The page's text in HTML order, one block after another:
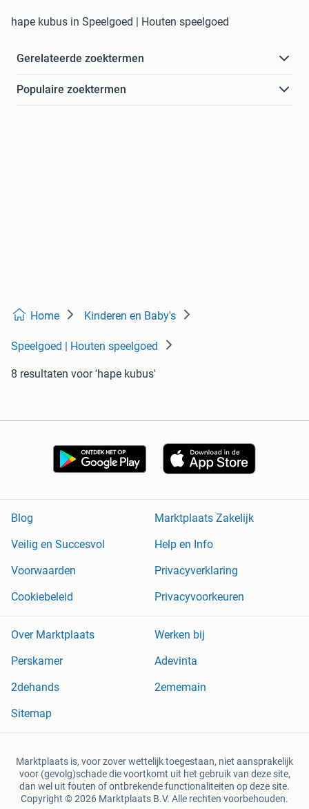
hape kubus in Speelgoed | Houten speelgoed
Gerelateerde zoektermen
Populaire zoektermen
Home Kinderen en Baby's
Speelgoed | Houten speelgoed
8 resultaten voor 'hape kubus'
Blog
Marktplaats Zakelijk
Veilig en Succesvol
Help en Info
Voorwaarden
Privacyverklaring
Cookiebeleid
Privacyvoorkeuren
Over Marktplaats
Werken bij
Perskamer
Adevinta
2dehands
2ememain
Sitemap
Marktplaats is, voor zover wettelijk toegestaan, niet aansprakelijk
voor (gevolg)schade die voortkomt uit het gebruik van deze site,
dan wel uit fouten of ontbrekende functionaliteiten op deze site.
Copyright © 2026 Marktplaats B.V. Alle rechten voorbehouden.